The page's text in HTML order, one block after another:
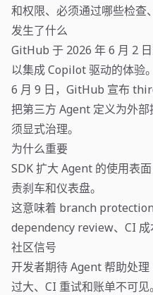
和权限、必须通过哪些检查
发生了什么
GitHub 于 2026 年 6 月 2
以集成 Copilot 驱动的体验。
6 月 9 日，GitHub 宣布
把第三方 Agent 定义为外
须显式治理。
为什么重要
SDK 扩大 Agent 的使用表
责刹车和仪表盘。
这意味着 branch
dependency review、CI 成
社区信号
开发者期待 Agent 帮助处
过大、CI 重试和账单不可见。